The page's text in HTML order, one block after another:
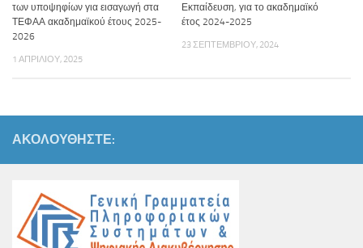
των υποψηφίων για εισαγωγή στα
ΤΕΦΑΑ ακαδημαϊκού έτους 2025-
2026
1 ΑΠΡΙΛΊΟΥ, 2025
Εκπαίδευση, για το ακαδημαϊκό
έτος 2024-2025
23 ΣΕΠΤΕΜΒΡΊΟΥ, 2024
ΑΚΟΛΟΥΘΉΣΤΕ: